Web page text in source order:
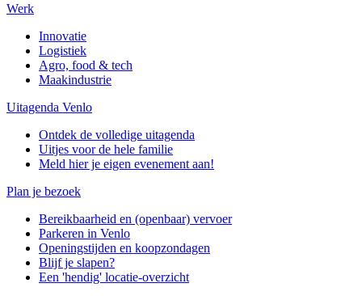
Werk
Innovatie
Logistiek
Agro, food & tech
Maakindustrie
Uitagenda Venlo
Ontdek de volledige uitagenda
Uitjes voor de hele familie
Meld hier je eigen evenement aan!
Plan je bezoek
Bereikbaarheid en (openbaar) vervoer
Parkeren in Venlo
Openingstijden en koopzondagen
Blijf je slapen?
Een 'hendig' locatie-overzicht